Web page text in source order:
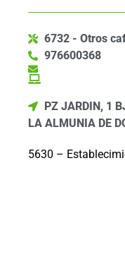
6732 - Otros
976600368
PZ JARDIN, 1
LA ALMUNIA DE
5630 –